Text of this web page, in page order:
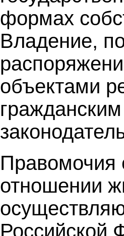
формах
Владение,
объектами
гражданским
Правомочия
отношении
Российской